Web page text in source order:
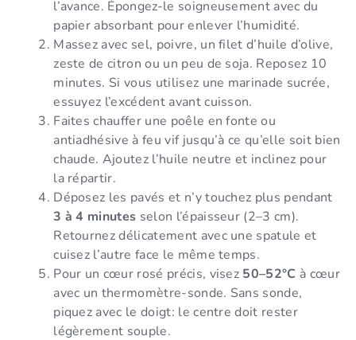
l’avance. Épongez-le soigneusement avec du
papier absorbant pour enlever l’humidité.
Massez avec sel, poivre, un filet d’huile d’olive,
zeste de citron ou un peu de soja. Reposez 10
minutes. Si vous utilisez une marinade sucrée,
essuyez l’excédent avant cuisson.
Faites chauffer une poêle en fonte ou
antiadhésive à feu vif jusqu’à ce qu’elle soit bien
chaude. Ajoutez l’huile neutre et inclinez pour
la répartir.
Déposez les pavés et n’y touchez plus pendant
3 à 4 minutes selon l’épaisseur (2–3 cm).
Retournez délicatement avec une spatule et
cuisez l’autre face le même temps.
Pour un cœur rosé précis, visez 50–52°C à cœur
avec un thermomètre-sonde. Sans sonde,
piquez avec le doigt: le centre doit rester
légèrement souple.